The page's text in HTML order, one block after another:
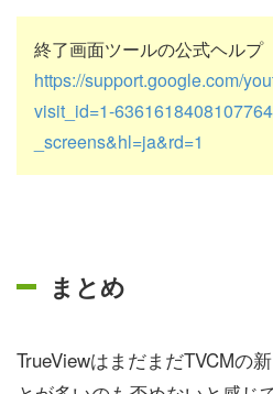
終了画面ツールの公式ヘルプ
https://support.google.com/
visit_id=1-
_screens&hl=ja&rd=1
まとめ
TrueViewはまだまだTVCMの